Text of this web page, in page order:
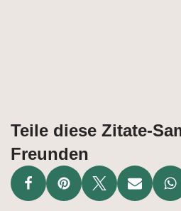
Teile diese Zitate-
Freunden